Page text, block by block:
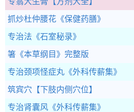
抓炒杜仲腰花 《保健药膳》
专治法 《石室秘录》
箸 《本草纲目》完整版
专治颈项怪症丸 《外科传薪集》
筑宾穴 【下肢内侧穴位】
专治肾囊风 《外科传薪集》